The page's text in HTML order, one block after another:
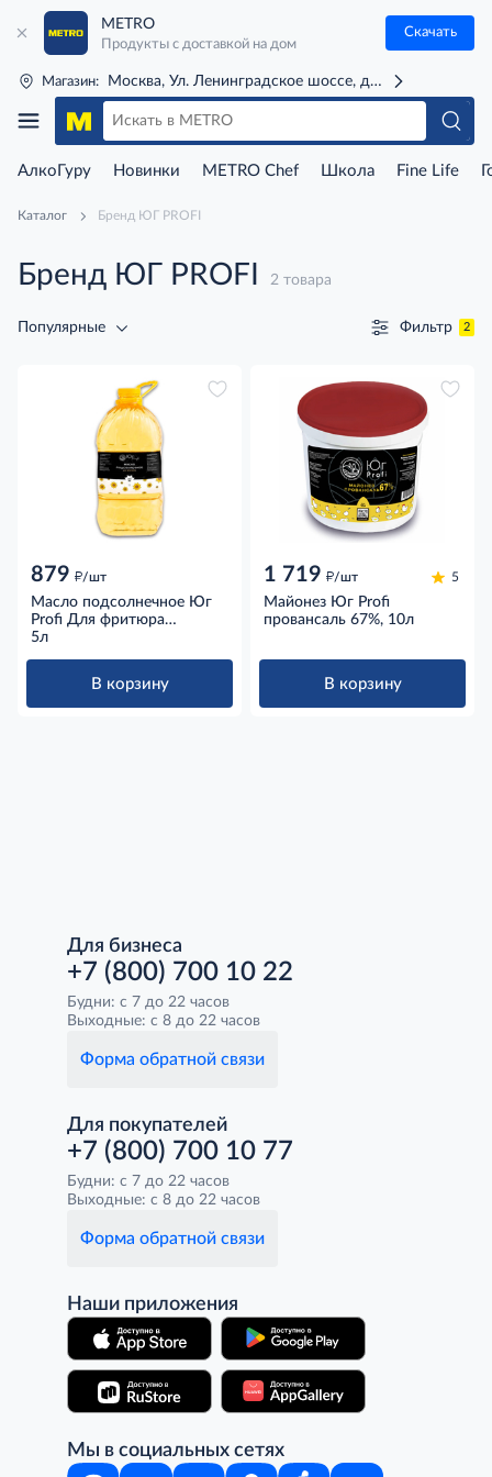
METRO
Продукты с доставкой на дом
Скачать
Магазин: Москва, Ул. Ленинградское шоссе, д. 71Г (м. Речной
АлкоГуру Новинки METRO Chef Школа Fine Life
Каталог Бренд ЮГ PROFI
Бренд ЮГ PROFI 2 товара
Популярные Фильтр 2
879 д/шт
Масло подсолнечное Юг
Profi Для фритюра
рафинированное
5л
В корзину
1 719 д/шт 5
Майонез Юг Profi
провансаль 67%, 10л
В корзину
Для бизнеса
+7 (800) 700 10 22
Будни: с 7 до 22 часов
Выходные: с 8 до 22 часов
Форма обратной связи
Для покупателей
+7 (800) 700 10 77
Будни: с 7 до 22 часов
Выходные: с 8 до 22 часов
Форма обратной связи
Наши приложения
Мы в социальных сетях